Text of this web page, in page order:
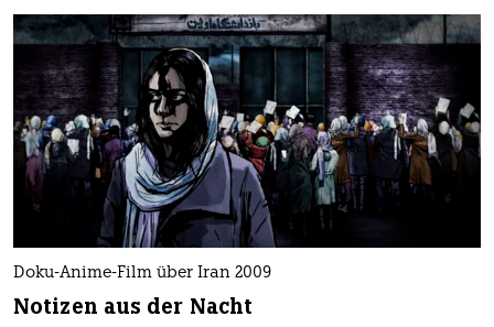
Doku-Anime-Film über Iran 2009
Notizen aus der Nacht